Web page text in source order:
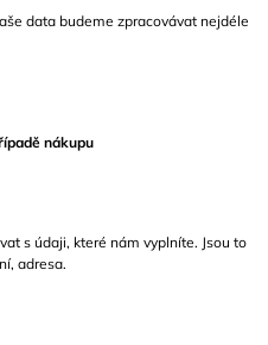
data budeme zpracovávat nejdéle
nákupu
s údaji, které nám vyplníte. Jsou to
adresa.